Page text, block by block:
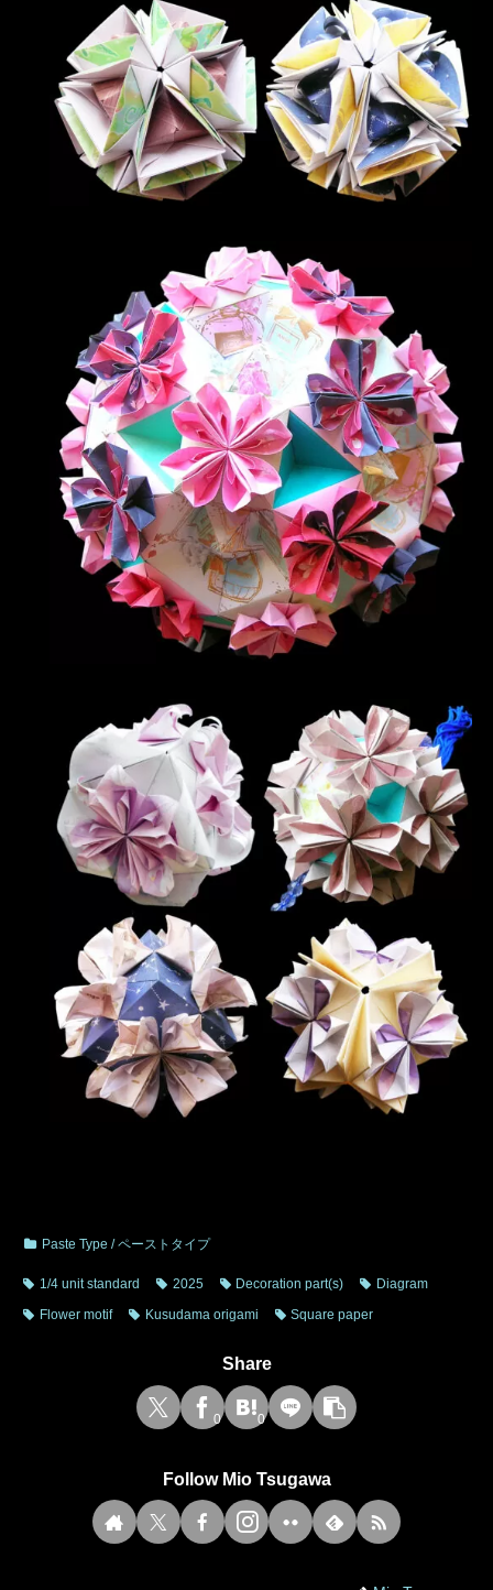
Paste Type / ペーストタイプ
1/4 unit standard 2025 Decoration part(s)
Diagram
Flower motif
Kusudama origami Square paper
Share
0 0
Follow Mio Tsugawa